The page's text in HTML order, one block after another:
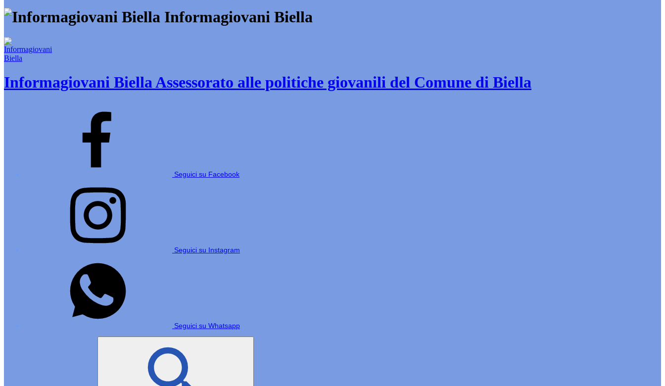
Informagiovani Biella
Informagiovani BiellaAssessorato alle politiche giovanili del Comune di Biella
Seguici su Facebook
Seguici su Instagram
Seguici su Whatsapp